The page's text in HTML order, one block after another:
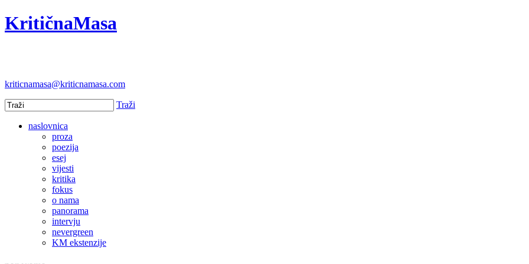
KritičnaMasa
kriticnamasa@kriticnamasa.com
Traži
naslovnica
proza
poezija
esej
vijesti
kritika
fokus
o nama
panorama
intervju
nevergreen
KM ekstenzije